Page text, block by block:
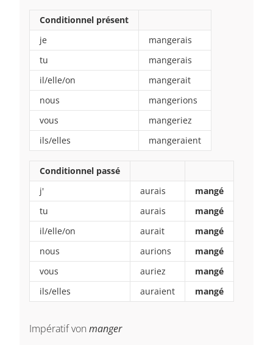
Conditionnel présent
je
mangerais
tu
mangerais
il/elle/on
mangerait
nous
mangerions
vous
mangeriez
ils/elles
mangeraient
Conditionnel passé
j'
aurais
mangé
tu
aurais
mangé
il/elle/on
aurait
mangé
nous
aurions
mangé
vous
auriez
mangé
ils/elles
auraient mangé
Impératif von manger